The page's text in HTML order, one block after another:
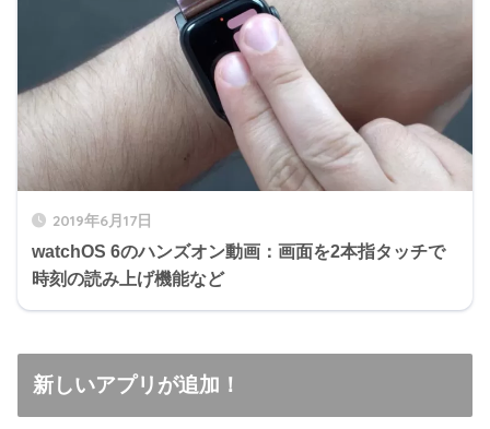
2019年6月17日
watchOS 6のハンズオン動画：画面を2本指タッチで
時刻の読み上げ機能など
新しいアプリが追加！